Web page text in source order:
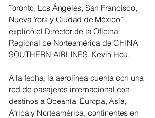
Toronto, Los Ángeles, San Francisco,
Nueva York y Ciudad de México”,
explicó el Director de la Oficina
Regional de Norteamérica de CHINA
SOUTHERN AIRLINES, Kevin Hou.
A la fecha, la aerolínea cuenta con una
red de pasajeros internacional con
destinos a Oceanía, Europa, Asía,
África y Norteamérica, continentes en